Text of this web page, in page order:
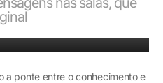
a ponte entre o conhecimento e